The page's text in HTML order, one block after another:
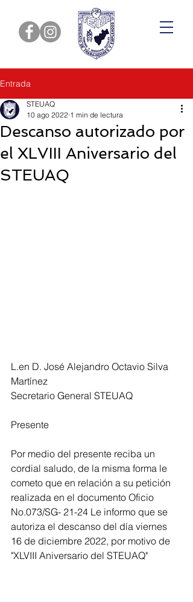
Entrada
Descanso autorizado por
el XLVIII Aniversario del
STEUAQ
STEUAQ
10 ago 2022 1 min de lectura
L.en D. José Alejandro Octavio Silva
Martínez
Secretario General STEUAQ
Presente
Por medio del presente reciba un
cordial saludo, de la misma forma le
cometo que en relación a su petición
realizada en el documento Oficio
No.073/SG- 21-24 Le informo que se
autoriza el descanso del día viernes
16 de diciembre 2022, por motivo de
"XLVIII Aniversario del STEUAQ"